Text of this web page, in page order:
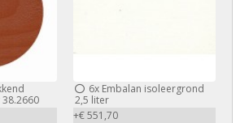
6xEmbalan isoleergrond
2,5 liter
+€ 551,70